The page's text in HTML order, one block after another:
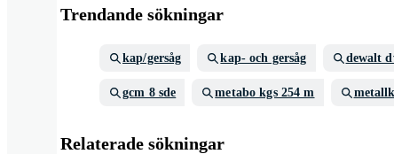
Trendande sökningar
kap/gersåg kap- och gersåg dewalt
gcm 8 sde metabo kgs 254 m
Relaterade sökningar